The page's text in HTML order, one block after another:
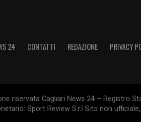
24 CONTATTI REDAZIONE PRIVACY
riservata Cagliari News 24 – Registro
Sport Review S.r.l Sito non